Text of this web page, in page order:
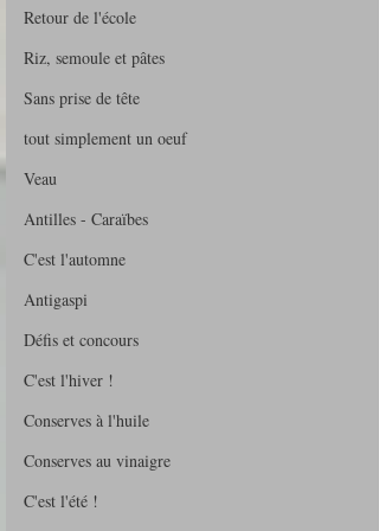
Retour de l'école
Riz, semoule et pâtes
Sans prise de tête
tout simplement un oeuf
Veau
Antilles - Caraïbes
C'est l'automne
Antigaspi
Défis et concours
C'est l'hiver !
Conserves à l'huile
Conserves au vinaigre
C'est l'été !